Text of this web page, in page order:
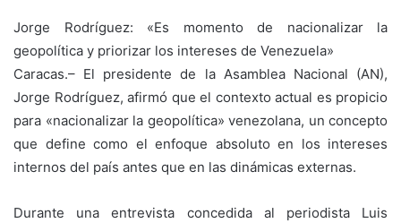
Jorge Rodríguez: «Es momento de nacionalizar la
geopolítica y priorizar los intereses de Venezuela»
Caracas.– El presidente de la Asamblea Nacional (AN),
Jorge Rodríguez, afirmó que el contexto actual es propicio
para «nacionalizar la geopolítica» venezolana, un concepto
que define como el enfoque absoluto en los intereses
internos del país antes que en las dinámicas externas.
Durante una entrevista concedida al periodista Luis